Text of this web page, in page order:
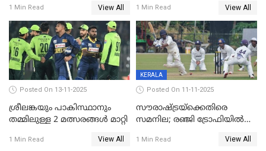
പുറത്ത്; ബുമ്രയ്ക്ക് അഞ്ച്
വിക്കറ്റ്
1 Min Read View All 1 Min Read View All
Posted On 13-11-2025
ശ്രീലങ്കയും പാകിസ്ഥാനും
തമ്മിലുള്ള 2 മത്സരങ്ങള്‍ മാറ്റി
1 Min Read View All
KERALA
Posted On 11-11-2025
സൗരാഷ്ട്രയ്‌ക്കെതിരെ
സമനില; രഞ്ജി ട്രോഫിയിൽ
1 Min Read View All